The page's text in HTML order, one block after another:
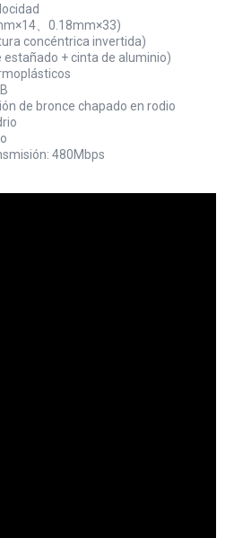
、0.18mm×33)
concéntrica invertida)
+ cinta de aluminio)
de bronce chapado en rodio
480Mbps